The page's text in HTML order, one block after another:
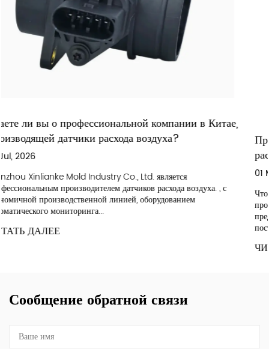
Китае,
, с
Производственные системы завода по
01 May, 2026
Что производит завод расходомеров воздуха Ан Завод по
производству расходомеров воздуха производит
предназначенные для измерения объема и скорости
поступающего...
Сообщение обратной связи